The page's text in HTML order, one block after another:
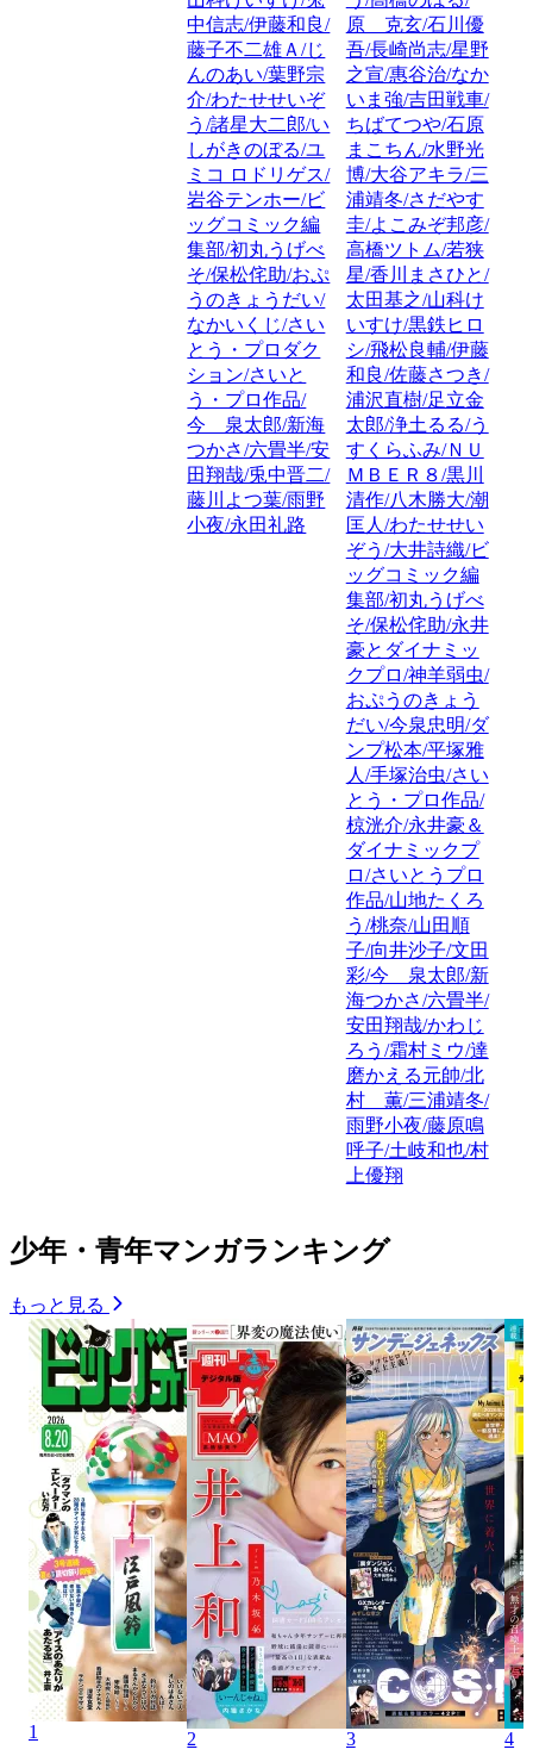
中信志/伊藤和良/
藤子不二雄Ａ/じ
んのあい/葉野宗
介/わたせせいぞ
う/諸星大二郎/い
しがきのぼる/ユ
ミコ ロドリゲス/
岩谷テンホー/ビ
ッグコミック編
集部/初丸うげべ
そ/保松侘助/おぷ
うのきょうだい/
なかいくじ/さい
とう・プロダク
ション/さいと
う・プロ作品/
今 泉太郎/新海
つかさ/六畳半/安
田翔哉/兎中晋二/
藤川よつ葉/雨野
小夜/永田礼路
原 克玄/石川優
吾/長崎尚志/星野
之宣/惠谷治/なか
いま強/吉田戦車/
ちばてつや/石原
まこちん/水野光
博/大谷アキラ/三
浦靖冬/さだやす
圭/よこみぞ邦彦/
高橋ツトム/若狭
星/香川まさひと/
太田基之/山科け
いすけ/黒鉄ヒロ
シ/飛松良輔/伊藤
和良/佐藤さつき/
浦沢直樹/足立金
太郎/浄土るる/う
すくらふみ/ＮＵ
ＭＢＥＲ８/黒川
清作/八木勝大/潮
匡人/わたせせい
ぞう/大井詩織/ビ
ッグコミック編
集部/初丸うげべ
そ/保松侘助/永井
豪とダイナミッ
クプロ/神羊弱虫/
おぷうのきょう
だい/今泉忠明/ダ
ンプ松本/平塚雅
人/手塚治虫/さい
とう・プロ作品/
椋洸介/永井豪＆
ダイナミックプ
ロ/さいとうプロ
作品/山地たくろ
う/桃奈/山田順
子/向井沙子/文田
彩/今 泉太郎/新
海つかさ/六畳半/
安田翔哉/かわじ
ろう/霜村ミウ/達
磨かえる元帥/北
村 薫/三浦靖冬/
雨野小夜/藤原鳴
呼子/土岐和也/村
上優翔
少年・青年マンガランキング
もっと見る
1 2 3 4